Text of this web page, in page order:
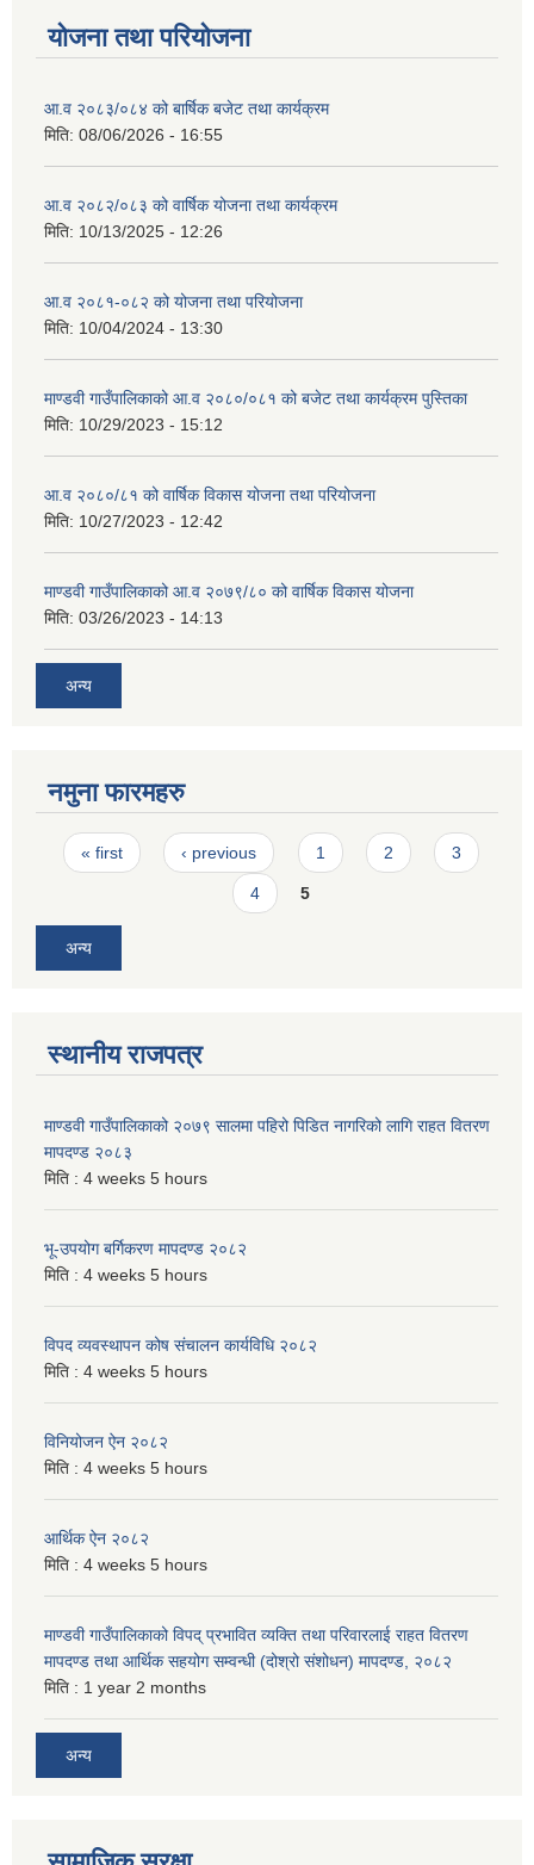
योजना तथा परियोजना
आ.व २०८३/०८४ को बार्षिक बजेट तथा कार्यक्रम
मिति: 08/06/2026 - 16:55
आ.व २०८२/०८३ को वार्षिक योजना तथा कार्यक्रम
मिति: 10/13/2025 - 12:26
आ.व २०८१-०८२ को योजना तथा परियोजना
मिति: 10/04/2024 - 13:30
माण्डवी गाउँपालिकाको आ.व २०८०/०८१ को बजेट तथा कार्यक्रम पुस्तिका
मिति: 10/29/2023 - 15:12
आ.व २०८०/८१ को वार्षिक विकास योजना तथा परियोजना
मिति: 10/27/2023 - 12:42
माण्डवी गाउँपालिकाको आ.व २०७९/८० को वार्षिक विकास योजना
मिति: 03/26/2023 - 14:13
अन्य
नमुना फारमहरु
Pages
« first ‹ previous 1 2 3
4 5
अन्य
स्थानीय राजपत्र
माण्डवी गाउँपालिकाको २०७९ सालमा पहिरो पिडित नागरिको लागि राहत वितरण
मापदण्ड २०८३
मिति : 4 weeks 5 hours
भू-उपयोग बर्गिकरण मापदण्ड २०८२
मिति : 4 weeks 5 hours
विपद व्यवस्थापन कोष संचालन कार्यविधि २०८२
मिति : 4 weeks 5 hours
विनियोजन ऐन २०८२
मिति : 4 weeks 5 hours
आर्थिक ऐन २०८२
मिति : 4 weeks 5 hours
माण्डवी गाउँपालिकाको विपद् प्रभावित व्यक्ति तथा परिवारलाई राहत वितरण
मापदण्ड तथा आर्थिक सहयोग सम्वन्धी (दोश्रो संशोधन) मापदण्ड, २०८२
मिति : 1 year 2 months
अन्य